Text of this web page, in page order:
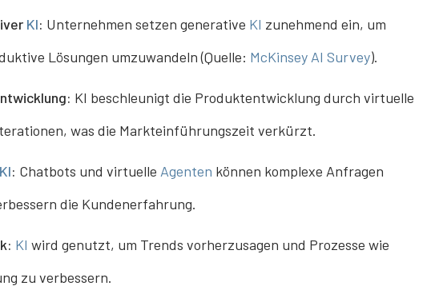
KI: Unternehmen setzen generative KI zunehmend ein, um
Lösungen umzuwandeln (Quelle: McKinsey AI Survey).
KI beschleunigt die Produktentwicklung durch virtuelle
was die Markteinführungszeit verkürzt.
KI: Chatbots und virtuelle Agenten können komplexe Anfragen
die Kundenerfahrung.
KI wird genutzt, um Trends vorherzusagen und Prozesse wie
zu verbessern.